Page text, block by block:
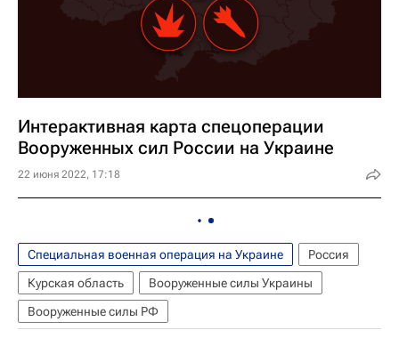
Интерактивная карта спецоперации
Вооруженных сил России на Украине
22 июня 2022, 17:18
Специальная военная операция на Украине
Россия
Курская область
Вооруженные силы Украины
Вооруженные силы РФ